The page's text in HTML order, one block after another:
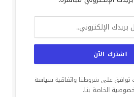
توافق على شروطنا واتفاقية سياسة
الخاصة بنا.